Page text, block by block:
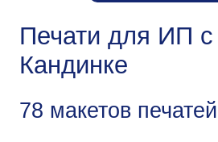
Печати для ИП
Кандинке
78 макетов